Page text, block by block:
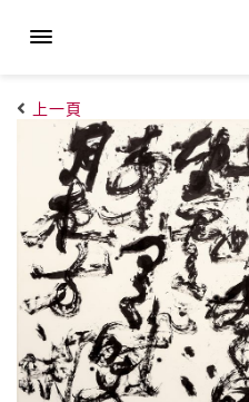
上一頁